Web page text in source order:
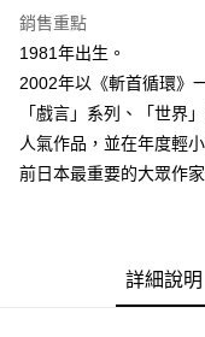
ATM／網路銀行／等多元
※ 請注意：結帳手續完成
購買商品的店家。未經商
後付繳納相關費用。
※ 交易是否成功請以「
是否繳費成功／繳費後需
權轉讓予恩沛科技股份有限
２．關於個人資料處理事
https://aftee.tw/terms/
每筆NT$80，滿
付款後萊爾富取貨
每筆NT$80，滿
付款後7-11取貨
每筆NT$80，滿
銷售重點
1981年出生。
2002年以《斬首循環》
「戲言」系列、「世界
人氣作品，並在年度輕
前日本最重要的大眾作家
詳細說明